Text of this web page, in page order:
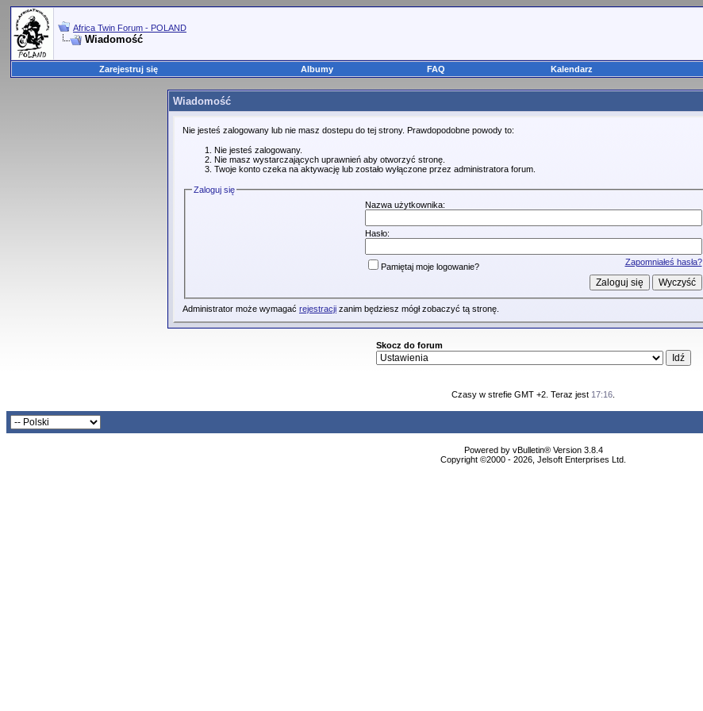
Africa Twin Forum - POLAND
Wiadomość
Zarejestruj się Albumy FAQ Kalendarz
Wiadomość
Nie jesteś zalogowany lub nie masz dostepu do tej strony. Prawdopodobne powody to:
Nie jesteś zalogowany.
Nie masz wystarczających uprawnień aby otworzyć stronę.
Twoje konto czeka na aktywację lub zostało wyłączone przez administratora forum.
Zaloguj się
Nazwa użytkownika:
Hasło:
Zapomniałeś hasła?
Pamiętaj moje logowanie?
Administrator może wymagać rejestracji zanim będziesz mógł zobaczyć tą stronę.
Skocz do forum
Czasy w strefie GMT +2. Teraz jest 17:16
Powered by vBulletin® Version 3.8.4
Copyright ©2000 - 2026, Jelsoft Enterprises Ltd.